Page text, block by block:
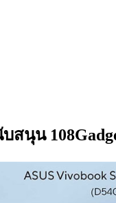
สนุน